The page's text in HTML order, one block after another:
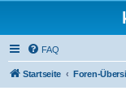
FAQ
Startseite Foren-